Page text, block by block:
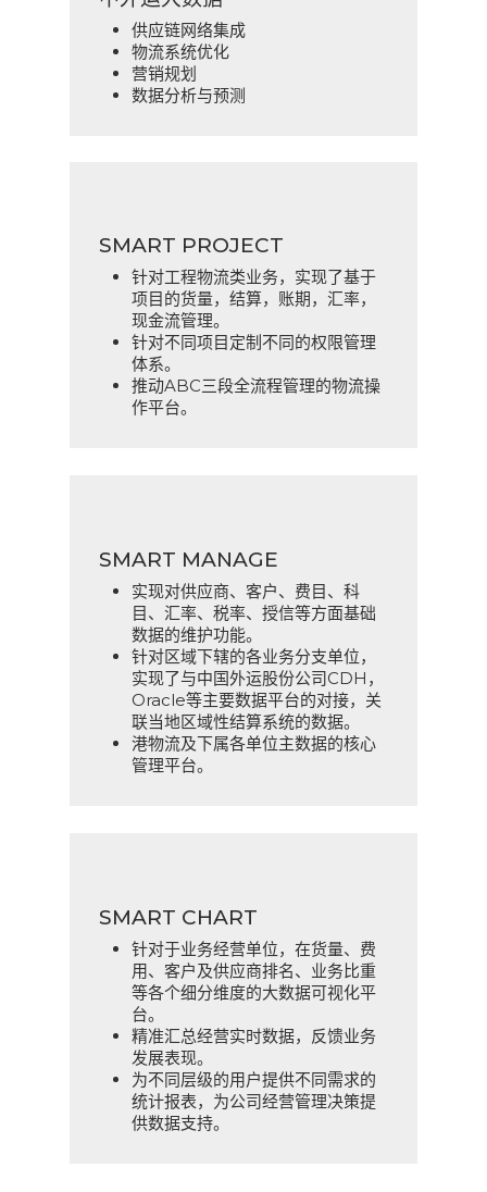
供应链网络集成
物流系统优化
营销规划
数据分析与预测
SMART PROJECT
针对工程物流类业务，实现了基于
项目的货量，结算，账期，汇率，
现金流管理。
针对不同项目定制不同的权限管理
体系。
推动ABC三段全流程管理的物流操
作平台。
SMART MANAGE
实现对供应商、客户、费目、科
目、汇率、税率、授信等方面基础
数据的维护功能。
针对区域下辖的各业务分支单位，
实现了与中国外运股份公司CDH，
Oracle等主要数据平台的对接，关
联当地区域性结算系统的数据。
港物流及下属各单位主数据的核心
管理平台。
SMART CHART
针对于业务经营单位，在货量、费
用、客户及供应商排名、业务比重
等各个细分维度的大数据可视化平
台。
精准汇总经营实时数据，反馈业务
发展表现。
为不同层级的用户提供不同需求的
统计报表，为公司经营管理决策提
供数据支持。